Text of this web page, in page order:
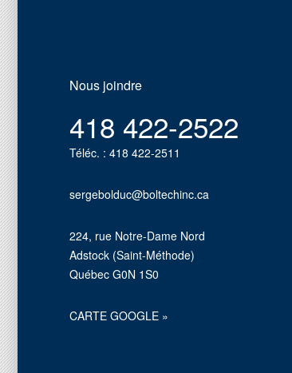
Nous joindre
418 422-2522
Téléc. : 418 422-2511
sergebolduc@boltechinc.ca
224, rue Notre-Dame Nord
Adstock (Saint-Méthode)
Québec G0N 1S0
CARTE GOOGLE »